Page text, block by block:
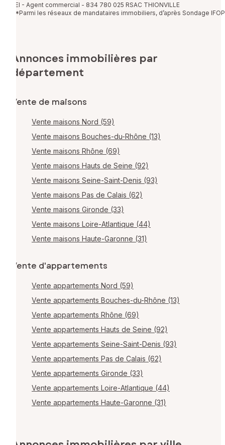
EI - Agent commercial - 834 780 025 RSAC THIONVILLE
*Parmi les réseaux de mandataires immobiliers, d’après Sondage IFOP
Annonces immobilières par
département
Vente de maisons
Vente maisons Nord (59)
Vente maisons Bouches-du-Rhône (13)
Vente maisons Rhône (69)
Vente maisons Hauts de Seine (92)
Vente maisons Seine-Saint-Denis (93)
Vente maisons Pas de Calais (62)
Vente maisons Gironde (33)
Vente maisons Loire-Atlantique (44)
Vente maisons Haute-Garonne (31)
Vente d'appartements
Vente appartements Nord (59)
Vente appartements Bouches-du-Rhône (13)
Vente appartements Rhône (69)
Vente appartements Hauts de Seine (92)
Vente appartements Seine-Saint-Denis (93)
Vente appartements Pas de Calais (62)
Vente appartements Gironde (33)
Vente appartements Loire-Atlantique (44)
Vente appartements Haute-Garonne (31)